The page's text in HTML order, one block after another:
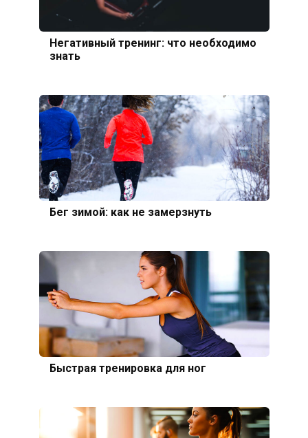
Негативный тренинг: что необходимо
знать
Бег зимой: как не замерзнуть
Быстрая тренировка для ног